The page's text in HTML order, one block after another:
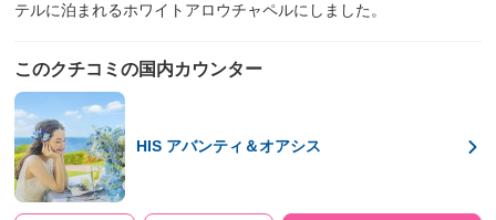
テルに泊まれるホワイトアロウチャペルにしました。
このクチコミの国内カウンター
HIS アバンティ＆オアシス